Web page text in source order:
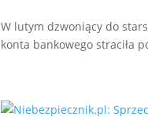
W lutym dzwoniący do
konta bankowego straciła